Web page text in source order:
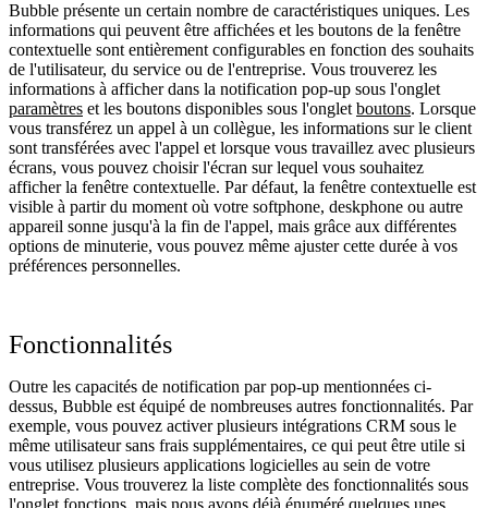
Bubble présente un certain nombre de caractéristiques uniques. Les
informations qui peuvent être affichées et les boutons de la fenêtre
contextuelle sont entièrement configurables en fonction des souhaits
de l'utilisateur, du service ou de l'entreprise. Vous trouverez les
informations à afficher dans la notification pop-up sous l'onglet
paramètres et les boutons disponibles sous l'onglet boutons. Lorsque
vous transférez un appel à un collègue, les informations sur le client
sont transférées avec l'appel et lorsque vous travaillez avec plusieurs
écrans, vous pouvez choisir l'écran sur lequel vous souhaitez
afficher la fenêtre contextuelle. Par défaut, la fenêtre contextuelle est
visible à partir du moment où votre softphone, deskphone ou autre
appareil sonne jusqu'à la fin de l'appel, mais grâce aux différentes
options de minuterie, vous pouvez même ajuster cette durée à vos
préférences personnelles.
Fonctionnalités
Outre les capacités de notification par pop-up mentionnées ci-
dessus, Bubble est équipé de nombreuses autres fonctionnalités. Par
exemple, vous pouvez activer plusieurs intégrations CRM sous le
même utilisateur sans frais supplémentaires, ce qui peut être utile si
vous utilisez plusieurs applications logicielles au sein de votre
entreprise. Vous trouverez la liste complète des fonctionnalités sous